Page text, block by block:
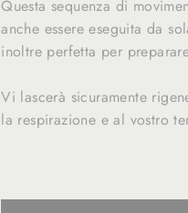
Questa sequenza di
anche essere eseguita da
inoltre perfetta per
Vi lascerà sicuramente
la respirazione e al vostro